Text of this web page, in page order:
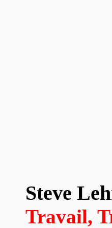
Steve
Travail,